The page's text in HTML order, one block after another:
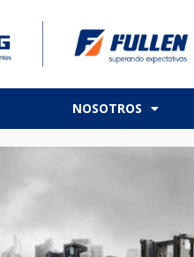
NOSOTROS